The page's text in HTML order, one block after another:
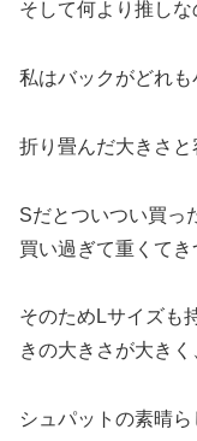
そして何より推しな
私はバックがどれも
折り畳んだ大きさと
Sだとついつい買っ
買い過ぎて重くてき
そのためLサイズも
きの大きさが大き
シュパットの素晴